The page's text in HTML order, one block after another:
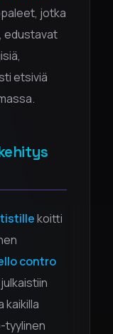
jotka
edustavat
etsiviä
koitti
contro
kaikilla
tyylinen